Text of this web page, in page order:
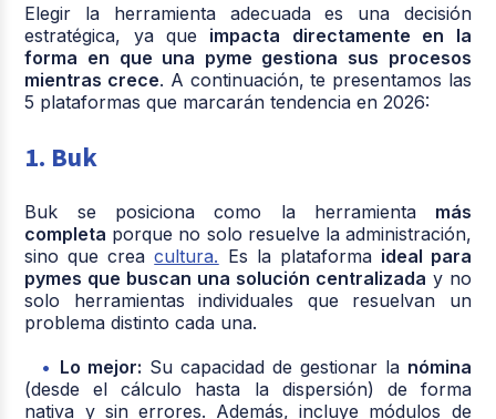
Elegir la herramienta adecuada es una decisión
estratégica, ya que impacta directamente en la
forma en que una pyme gestiona sus procesos
mientras crece. A continuación, te presentamos las
5 plataformas que marcarán tendencia en 2026:
1. Buk
Buk se posiciona como la herramienta más
completa porque no solo resuelve la administración,
sino que creacultura. Es la plataforma ideal para
pymes que buscan una solución centralizada y no
solo herramientas individuales que resuelvan un
problema distinto cada una.
Lo mejor: Su capacidad de gestionar la nómina
(desde el cálculo hasta la dispersión) de forma
nativa y sin errores. Además, incluye módulos de